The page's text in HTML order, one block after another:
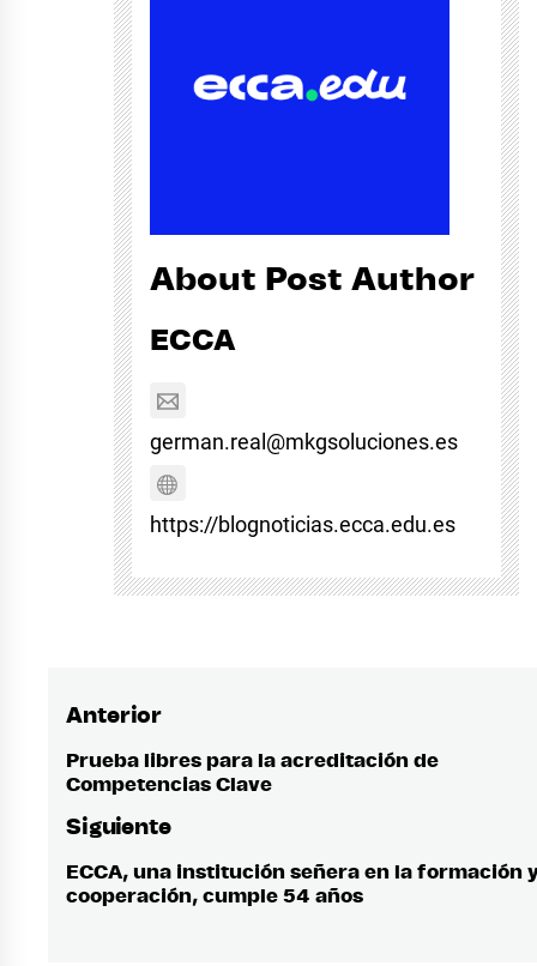
About Post Author
ECCA
german.real@mkgsoluciones.es
https://blognoticias.ecca.edu.es
Navegación
de
Anterior
Entrada
anterior:
Prueba libres para la acreditación de
Competencias Clave
Siguiente
Entrada
siguiente:
ECCA, una institución señera en la formación
cooperación, cumple 54 años